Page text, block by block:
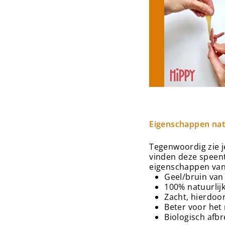
Eigenschappen
Tegenwoordig zie
vinden deze
eigenschappen
Geel/bruin
100%
Zacht,
Beter voor het
Biologisch